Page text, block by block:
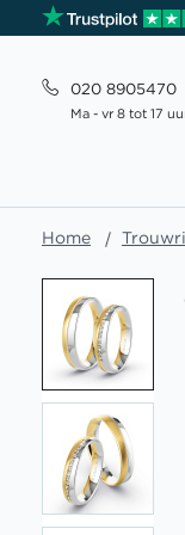
020 8905470
Ma - vr 8 tot 17
Home
naar
het
einde
van
afbeeldingen-
gallerij